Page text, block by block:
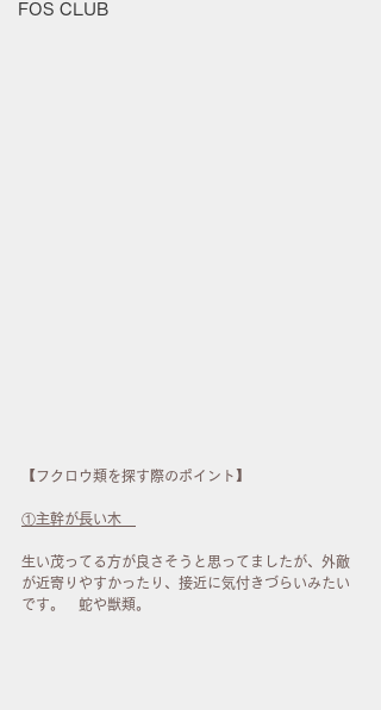
FOS CLUB
【フクロウ類を探す際のポイント】
①主幹が長い木
生い茂ってる方が良さそうと思ってましたが、外敵
が近寄りやすかったり、接近に気付きづらいみたい
です。　蛇や獣類。